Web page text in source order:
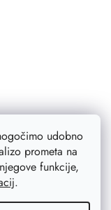
udobno
prometa na
funkcije,
.
Na zalogi 12 ks